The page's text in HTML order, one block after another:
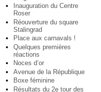
Inauguration du Centre
Roser
Réouverture du square
Stalingrad
Place aux carnavals !
Quelques premières
réactions
Noces d’or
Avenue de la République
Boxe féminine
Résultats du 2e tour des